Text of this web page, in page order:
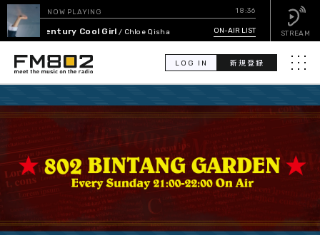
LOG IN 新規登録 メニ
検
PICK UP
GUEST CALENDAR
ON-AIR LIST
NOW PLAYING 18:36
21st Century Cool Girl / Chloe Qisha ON-AIR LIST STREAM